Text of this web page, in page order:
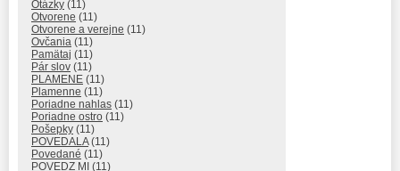
Otázky (11)
Otvorene (11)
Otvorene a verejne (11)
Ovčania (11)
Pamätaj (11)
Pár slov (11)
PLAMENE (11)
Plamenne (11)
Poriadne nahlas (11)
Poriadne ostro (11)
Pošepky (11)
POVEDALA(11)
Povedané (11)
POVEDZ MI (11)